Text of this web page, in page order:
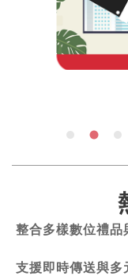
整合多樣數位禮品
支援即時傳送與多